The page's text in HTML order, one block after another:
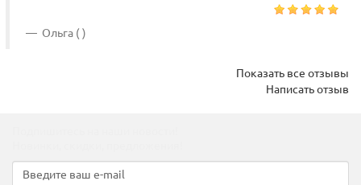
Ольга ( )
Показать все отзывы
Написать отзыв